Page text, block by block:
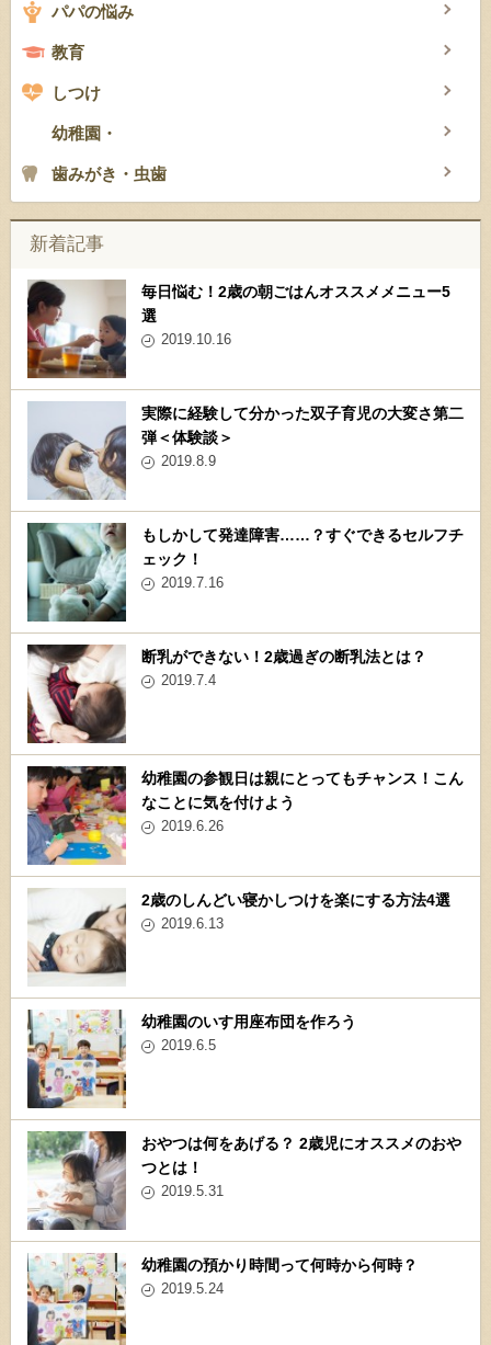
パパの悩み
教育
しつけ
幼稚園・
歯みがき・虫歯
新着記事
毎日悩む！2歳の朝ごはんオススメメニュー5
選
2019.10.16
実際に経験して分かった双子育児の大変さ第二
弾＜体験談＞
2019.8.9
もしかして発達障害……？すぐできるセルフチ
ェック！
2019.7.16
断乳ができない！2歳過ぎの断乳法とは？
2019.7.4
幼稚園の参観日は親にとってもチャンス！こん
なことに気を付けよう
2019.6.26
2歳のしんどい寝かしつけを楽にする方法4選
2019.6.13
幼稚園のいす用座布団を作ろう
2019.6.5
おやつは何をあげる？ 2歳児にオススメのおや
つとは！
2019.5.31
幼稚園の預かり時間って何時から何時？
2019.5.24